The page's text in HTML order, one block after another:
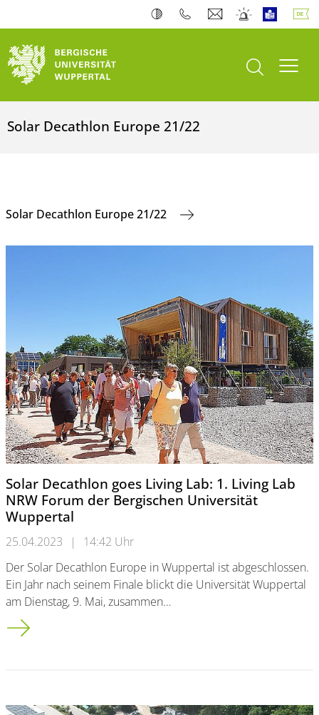
Suche öffnen
Solar Decathlon Europe 21/22
Solar Decathlon Europe 21/22
Solar Decathlon goes Living Lab: 1. Living Lab
NRW Forum der Bergischen Universität
Wuppertal
25.04.2023 |
14:42 Uhr
Der Solar Decathlon Europe in Wuppertal ist abgeschlossen.
Ein Jahr nach seinem Finale blickt die Universität Wuppertal
am Dienstag, 9. Mai, zusammen…
Solar Decathlon goes Living Lab: 1. Living Lab NRW Forum